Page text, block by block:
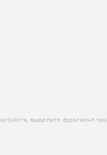
выделите фрагмент